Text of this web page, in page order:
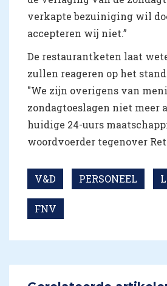
verkapte bezuiniging wil
accepteren wij niet.”
De restaurantketen laat
zullen reageren op het
"We zijn overigens van
zondagtoeslagen niet meer
huidige 24-uurs
woordvoerder tegenover
V&D PERSONEEL
FNV